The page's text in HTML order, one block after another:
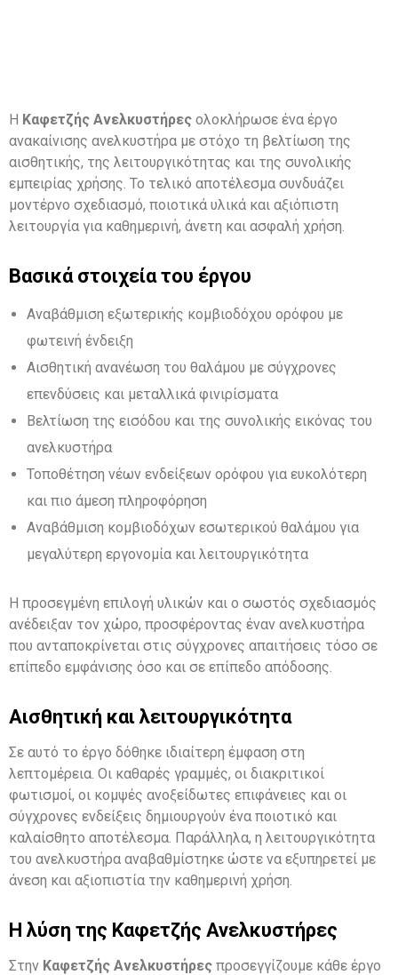
Η Καφετζής Ανελκυστήρες ολοκλήρωσε ένα έργο
ανακαίνισης ανελκυστήρα με στόχο τη βελτίωση της
αισθητικής, της λειτουργικότητας και της συνολικής
εμπειρίας χρήσης. Το τελικό αποτέλεσμα συνδυάζει
μοντέρνο σχεδιασμό, ποιοτικά υλικά και αξιόπιστη
λειτουργία για καθημερινή, άνετη και ασφαλή χρήση.
Βασικά στοιχεία του έργου
Αναβάθμιση εξωτερικής κομβιοδόχου ορόφου με
φωτεινή ένδειξη
Αισθητική ανανέωση του θαλάμου με σύγχρονες
επενδύσεις και μεταλλικά φινιρίσματα
Βελτίωση της εισόδου και της συνολικής εικόνας του
ανελκυστήρα
Τοποθέτηση νέων ενδείξεων ορόφου για ευκολότερη
και πιο άμεση πληροφόρηση
Αναβάθμιση κομβιοδόχων εσωτερικού θαλάμου για
μεγαλύτερη εργονομία και λειτουργικότητα
Η προσεγμένη επιλογή υλικών και ο σωστός σχεδιασμός
ανέδειξαν τον χώρο, προσφέροντας έναν ανελκυστήρα
που ανταποκρίνεται στις σύγχρονες απαιτήσεις τόσο σε
επίπεδο εμφάνισης όσο και σε επίπεδο απόδοσης.
Αισθητική και λειτουργικότητα
Σε αυτό το έργο δόθηκε ιδιαίτερη έμφαση στη
λεπτομέρεια. Οι καθαρές γραμμές, οι διακριτικοί
φωτισμοί, οι κομψές ανοξείδωτες επιφάνειες και οι
σύγχρονες ενδείξεις δημιουργούν ένα ποιοτικό και
καλαίσθητο αποτέλεσμα. Παράλληλα, η λειτουργικότητα
του ανελκυστήρα αναβαθμίστηκε ώστε να εξυπηρετεί με
άνεση και αξιοπιστία την καθημερινή χρήση.
Η λύση της Καφετζής Ανελκυστήρες
Στην Καφετζής Ανελκυστήρες προσεγγίζουμε κάθε έργο